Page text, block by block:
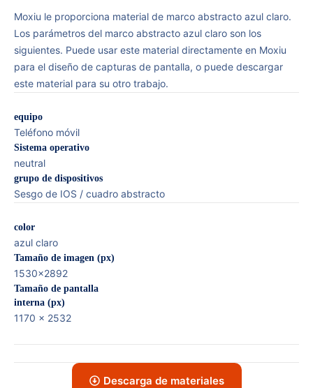
Moxiu le proporciona material de marco abstracto azul claro.
Los parámetros del marco abstracto azul claro son los
siguientes. Puede usar este material directamente en Moxiu
para el diseño de capturas de pantalla, o puede descargar
este material para su otro trabajo.
equipo
Teléfono móvil
Sistema operativo
neutral
grupo de dispositivos
Sesgo de IOS / cuadro abstracto
color
azul claro
Tamaño de imagen (px)
1530×2892
Tamaño de pantalla
interna (px)
1170 x 2532
Descarga de materiales